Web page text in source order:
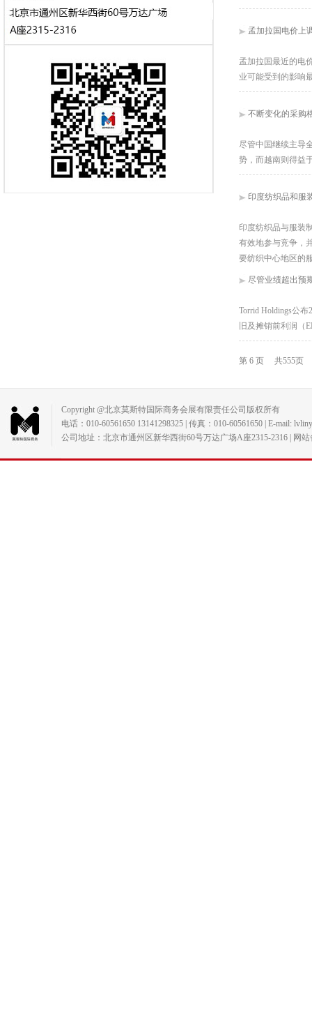
孟加拉国电价上
孟加拉国最近的电
业可能受到的影响
不断变化的采购
尽管中国继续主导
势，而越南则得益
印度纺织品和服
印度纺织品与服装
有效地参与竞争，
要纺织中心地区的
尽管业绩超出预
Torrid Holdings公
旧及摊销前利润（
第 6 页 共555页
Copyright @北京莫斯特国际商务会展有限责任公司版权所有
电话：010-60561650 13141298325 | 传真：010-60561650 | E-mail:
公司地址：北京市通州区新华西街60号万达广场A座2315-2316 | 网